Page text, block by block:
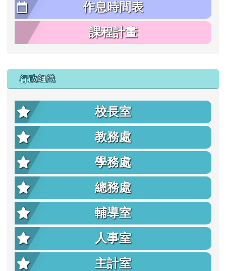
作息時間表
課程計畫
行政組織
校長室
教務處
學務處
總務處
輔導室
人事室
主計室